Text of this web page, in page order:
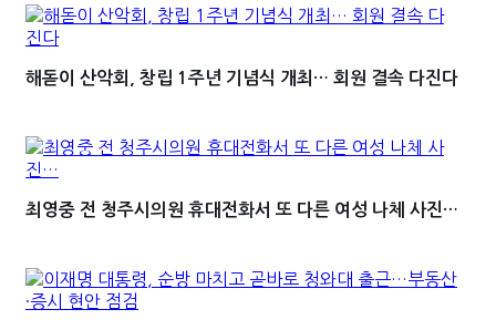
해돋이 산악회, 창립 1주년 기념식 개최… 회원 결속 다진다
최영중 전 청주시의원 휴대전화서 또 다른 여성 나체 사진…